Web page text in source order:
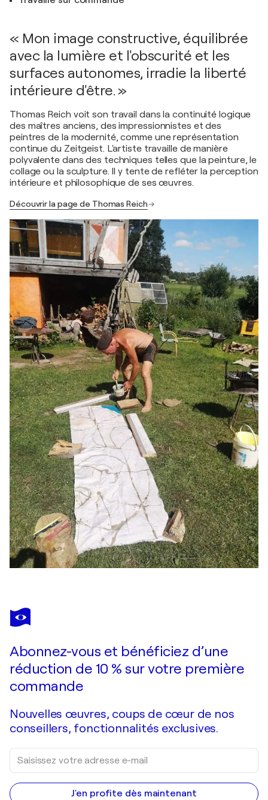
« Mon image constructive, équilibrée
avec la lumière et l'obscurité et les
surfaces autonomes, irradie la liberté
intérieure d'être. »
Thomas Reich voit son travail dans la continuité logique
des maîtres anciens, des impressionnistes et des
peintres de la modernité, comme une représentation
continue du Zeitgeist. L'artiste travaille de manière
polyvalente dans des techniques telles que la peinture, le
collage ou la sculpture. Il y tente de refléter la perception
intérieure et philosophique de ses œuvres.
Découvrir la page de Thomas Reich
Abonnez-vous et bénéficiez d’une
réduction de 10 % sur votre première
commande
Nouvelles œuvres, coups de cœur de nos
conseillers, fonctionnalités exclusives.
J'en profite dès maintenant